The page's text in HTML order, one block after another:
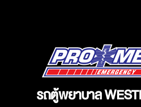
รถตู้พยาบาล